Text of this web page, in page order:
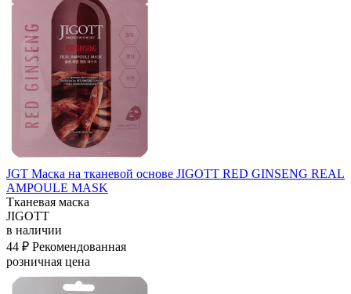
JGT Маска на тканевой основе JIGOTT RED GINSENG REAL
AMPOULE MASK
Тканевая маска
JIGOTT
в наличии
44 ₽ Рекомендованная
розничная цена